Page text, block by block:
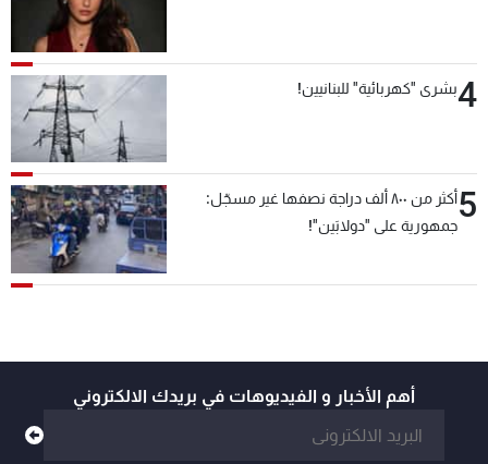
4بشرى "كهربائية" للبنانيين!
5
أكثر من ٨٠٠ ألف دراجة نصفها غير مسجّل:
جمهورية على "دولابَين"!
أهم الأخبار و الفيديوهات في بريدك الالكتروني